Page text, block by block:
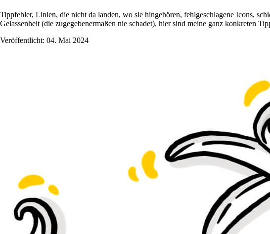
Tippfehler, Linien, die nicht da landen, wo sie hingehören, fehlgeschlagene Icons,
Gelassenheit (die zugegebenermaßen nie schadet), hier sind meine ganz konkreten
Veröffentlicht: 04. Mai 2024